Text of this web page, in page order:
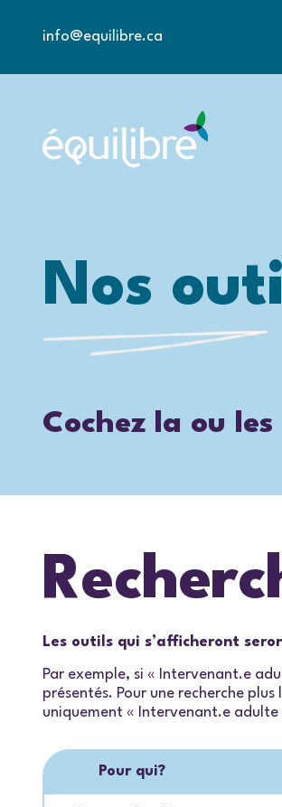
info@equilibre.ca
Nos
Cochez la ou
Les outils qui s’afficheront
Par exemple, si « Intervenant.e
présentés. Pour une recherche
uniquement « Intervenant.e adulte
Pour qui?